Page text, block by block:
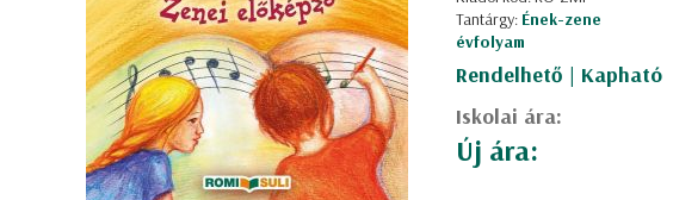
Tantárgy: Ének-zene
évfolyam
Rendelhető | Kapható
Iskolai ára:
Új ára: